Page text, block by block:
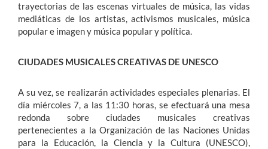
trayectorias de las escenas virtuales de música, las vidas
mediáticas de los artistas, activismos musicales, música
popular e imagen y música popular y política.
CIUDADES MUSICALES CREATIVAS DE UNESCO
A su vez, se realizarán actividades especiales plenarias. El
día miércoles 7, a las 11:30 horas, se efectuará una mesa
redonda sobre ciudades musicales creativas
pertenecientes a la Organización de las Naciones Unidas
para la Educación, la Ciencia y la Cultura (UNESCO),